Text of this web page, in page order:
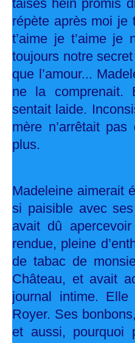
taises hein promis
répète après moi je
t’aime je t’aime je
toujours notre
que l’amour...
ne la comprenait.
sentait laide.
mère n’arrêtait
plus.
Madeleine aimerait
si paisible avec
avait dû
rendue, pleine
de tabac de
Château, et avait
journal intime.
Royer. Ses
et aussi, pourquoi